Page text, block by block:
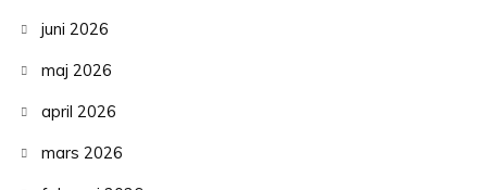
juni 2026
maj 2026
april 2026
mars 2026